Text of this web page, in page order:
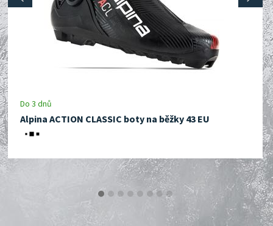
Do 3 dnů
Alpina ACTION CLASSIC boty na běžky 43 EU
prev next